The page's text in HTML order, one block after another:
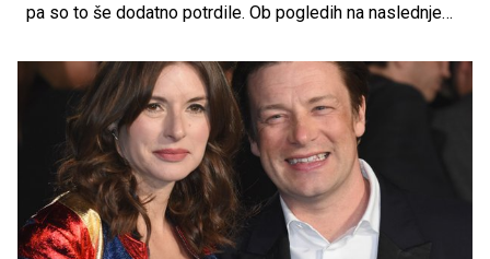
pa so to še dodatno potrdile. Ob pogledih na naslednje
preden boste ugotovili, katera je mama in katera hči oz.
sin.